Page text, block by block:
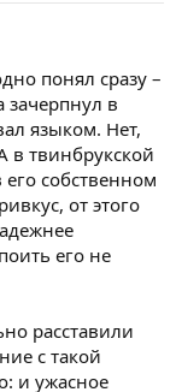
понял сразу –
зачерпнул в
языком. Нет,
в твинбрукской
собственном
от этого
его не
расставили
с такой
и ужасное